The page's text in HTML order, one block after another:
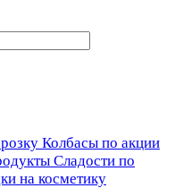
Колбасы по акции
Сладости по
на косметику